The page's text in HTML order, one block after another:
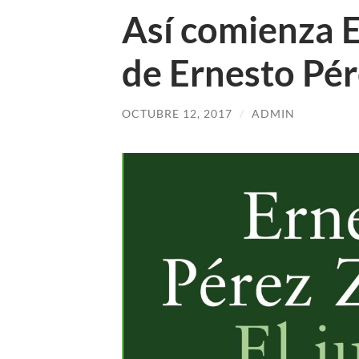
Así comienza
de Ernesto
OCTUBRE 12, 2017 / ADMIN